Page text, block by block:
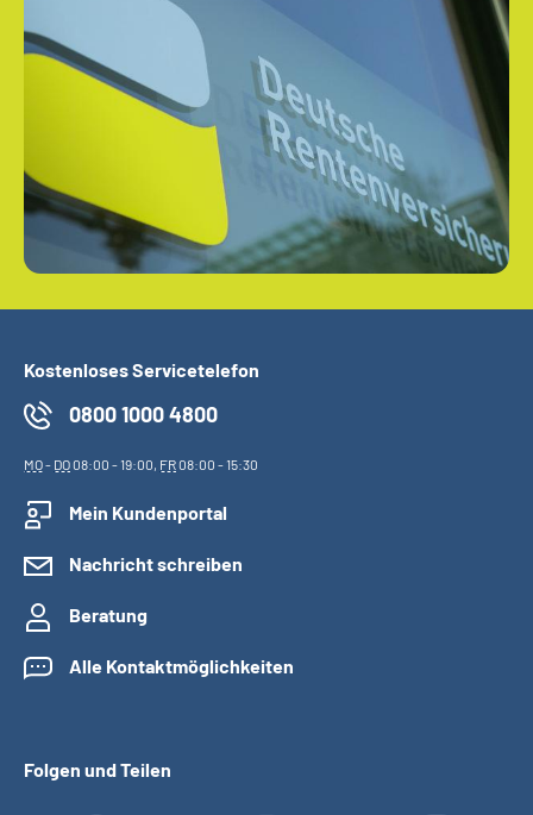
Kostenloses Servicetelefon
0800 1000 4800
MO- DO08:00 - 19:00, FR08:00 - 15:30
Mein Kundenportal
Nachricht schreiben
Beratung
Alle Kontaktmöglichkeiten
Folgen und Teilen